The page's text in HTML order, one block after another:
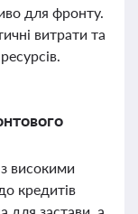
для фронту.
витрати та
високими
кредитів